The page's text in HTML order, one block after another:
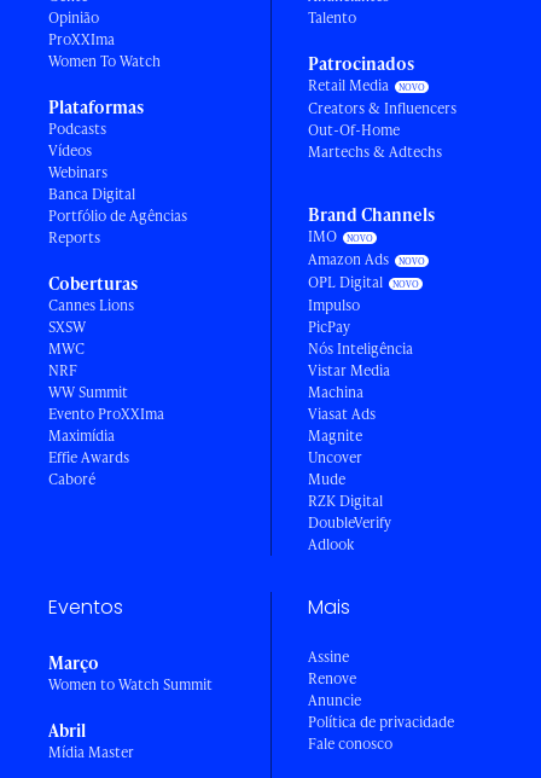
Opinião
ProXXIma
Women To Watch
Plataformas
Podcasts
Vídeos
Webinars
Banca Digital
Portfólio de Agências
Reports
Coberturas
Cannes Lions
SXSW
MWC
NRF
WW Summit
Evento ProXXIma
Maximídia
Effie Awards
Caboré
Talento
Patrocinados
Retail Media
Creators & Influencers
Out-Of-Home
Martechs & Adtechs
Brand Channels
IMO
Amazon Ads
OPL Digital
Impulso
PicPay
Nós Inteligência
Vistar Media
Machina
Viasat Ads
Magnite
Uncover
Mude
RZK Digital
DoubleVerify
Adlook
Eventos
Março
Women to Watch Summit
Abril
Mídia Master
Mais
Assine
Renove
Anuncie
Política de privacidade
Fale conosco